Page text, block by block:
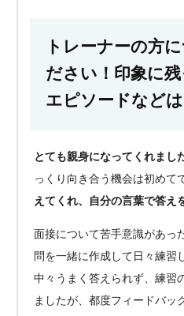
トレーナーの方
ださい！印象に
エピソードなど
とても親身になってくれまし
っくり向き合う機会は初めて
えてくれ、自分の言葉で答え
面接について苦手意識があっ
問を一緒に作成して日々練習
中々うまく答えられず、練習
ましたが、都度フィードバッ